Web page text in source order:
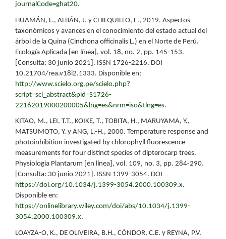
journalCode=ghat20.
HUAMÁN, L., ALBÁN, J. y CHILQUILLO, E., 2019. Aspectos
taxonómicos y avances en el conocimiento del estado actual del
árbol de la Quina (Cinchona officinalis L.) en el Norte de Perú.
Ecología Aplicada [en línea], vol. 18, no. 2, pp. 145-153.
[Consulta: 30 junio 2021]. ISSN 1726-2216. DOI
10.21704/rea.v18i2.1333. Disponible en:
http://www.scielo.org.pe/scielo.php?
script=sci_abstract&pid=S1726-
22162019000200005&lng=es&nrm=iso&tlng=es.
KITAO, M., LEI, T.T., KOIKE, T., TOBITA, H., MARUYAMA, Y.,
MATSUMOTO, Y. y ANG, L.-H., 2000. Temperature response and
photoinhibition investigated by chlorophyll fluorescence
measurements for four distinct species of dipterocarp trees.
Physiologia Plantarum [en línea], vol. 109, no. 3, pp. 284-290.
[Consulta: 30 junio 2021]. ISSN 1399-3054. DOI
https://doi.org/10.1034/j.1399-3054.2000.100309.x.
Disponible en:
https://onlinelibrary.wiley.com/doi/abs/10.1034/j.1399-
3054.2000.100309.x.
LOAYZA-O, K., DE OLIVEIRA, B.H., CÓNDOR, C.E. y REYNA, P.V.